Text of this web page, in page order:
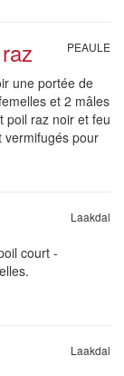
PEAULE
une portée de
et 2 mâles
poil raz noir et feu
vermifugés pour
Laakdal
court -
Laakdal